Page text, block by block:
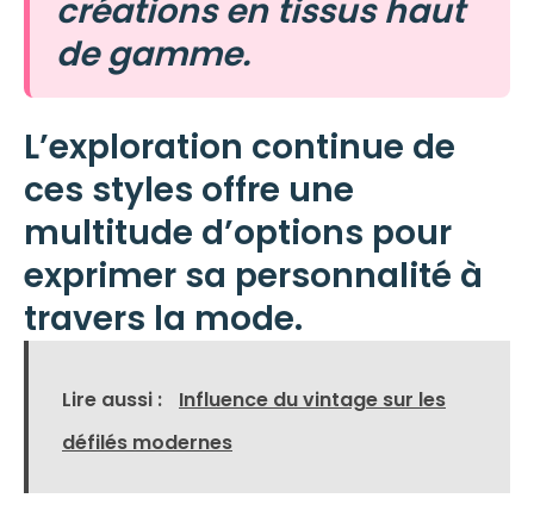
créations en tissus haut
de gamme.
L’exploration continue de
ces styles offre une
multitude d’options pour
exprimer sa personnalité à
travers la mode.
Lire aussi :
Influence du vintage sur les
défilés modernes